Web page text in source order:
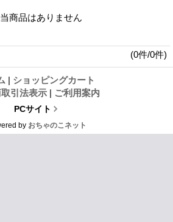
商品はありません
(0件/0件)
| ショッピングカート
引法表示 | ご利用案内
PCサイト
by おちゃのこネット